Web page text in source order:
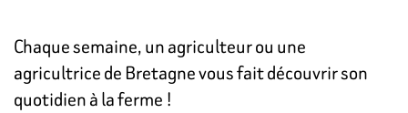
Chaque semaine, un agriculteur ou une
agricultrice de Bretagne vous fait découvrir son
quotidien à la ferme !